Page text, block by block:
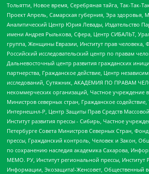
Тольятти, Новое время, Серебряная тайга, Так-Так-
Проект Апрель, Самарская губерния, Эра здоровья,
Аналитический Центр Юрия Левады, Издательство
имени Андрея Рылькова, Сфера, Центр СИБАЛЬТ,
группа, Женщины Евразии, Институт прав человека,
Российский исследовательский центр по правам
Дальневосточный центр развития гражданских
партнерства, Гражданское действие, Центр
исследований, Сутяжник, АКАДЕМИЯ ПО ПРАВАМ
некоммерческих организаций, Частное учреждение
Министров северных стран, Гражданское содействие,
Интернешнл-Р, Центр Защиты Прав Средств
Институт развития прессы - Сибирь, Частное
Петербурге Совета Министров Северных Стран,
прессы, Гражданский контроль, Человек и Закон,
по сохранению наследия академика Сахарова,
МЕМО. РУ, Институт региональной прессы, Институт
Информации, Экозащита!-Женсовет, Общественный